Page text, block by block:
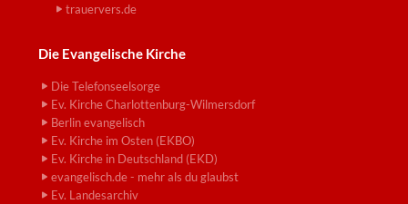
trauervers.de
Die Evangelische Kirche
Die Telefonseelsorge
Ev. Kirche Charlottenburg-Wilmersdorf
Berlin evangelisch
Ev. Kirche im Osten (EKBO)
Ev. Kirche in Deutschland (EKD)
evangelisch.de - mehr als du glaubst
Ev. Landesarchiv